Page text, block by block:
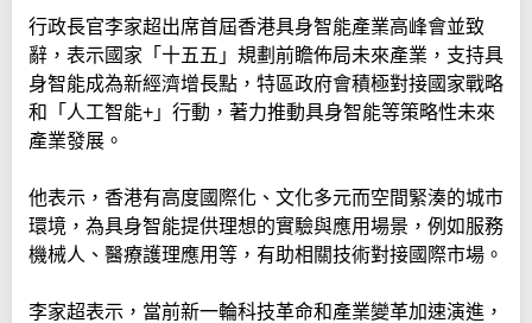
行政長官李家超出席首屆香港具身智能產業高峰會並致
辭，表示國家「十五五」規劃前瞻佈局未來產業，支持具
身智能成為新經濟增長點，特區政府會積極對接國家戰略
和「人工智能+」行動，著力推動具身智能等策略性未來
產業發展。
他表示，香港有高度國際化、文化多元而空間緊湊的城市
環境，為具身智能提供理想的實驗與應用場景，例如服務
機械人、醫療護理應用等，有助相關技術對接國際市場。
李家超表示，當前新一輪科技革命和產業變革加速演進，